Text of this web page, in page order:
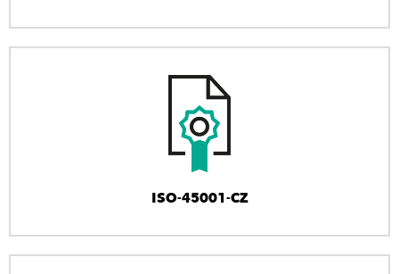
ISO-45001-CZ